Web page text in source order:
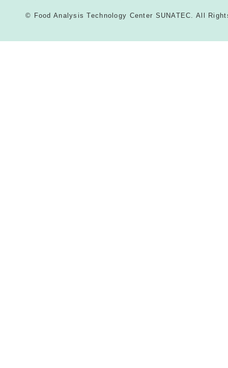
© Food Analysis Technology Center SUNATEC. All